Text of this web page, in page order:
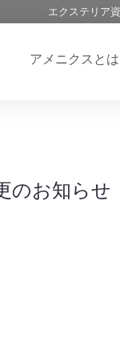
エクステリア
アメニクスとは
のお知らせ